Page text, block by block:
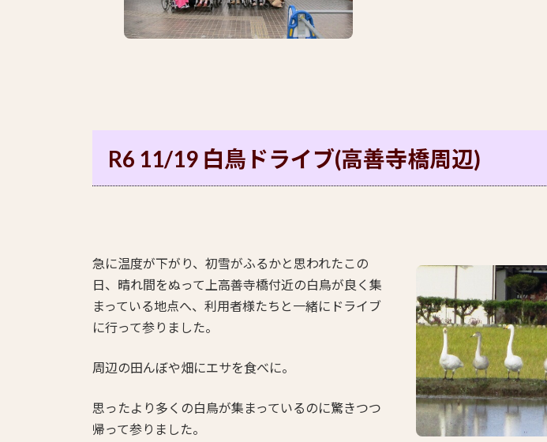
R6 11/19 白鳥ドライブ(高善寺橋周辺)
急に温度が下がり、初雪がふるかと思われたこの
日、晴れ間をぬって上高善寺橋付近の白鳥が良く集
まっている地点へ、利用者様たちと一緒にドライブ
に行って参りました。
周辺の田んぼや畑にエサを食べに。
思ったより多くの白鳥が集まっているのに驚きつつ
帰って参りました。